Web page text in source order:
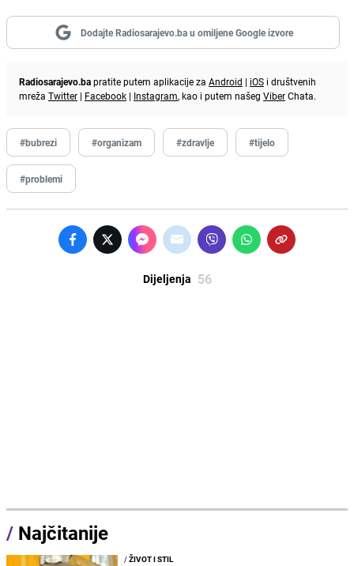
Dodajte Radiosarajevo.ba u omiljene Google izvore
Radiosarajevo.bapratite putem aplikacije za Android | iOS i društvenih
mreža Twitter | Facebook | Instagram, kao i putem našeg ViberChata.
#bubrezi #organizam #zdravlje #tijelo
#problemi
Dijeljenja 56
/ Najčitanije
/ŽIVOT I STIL